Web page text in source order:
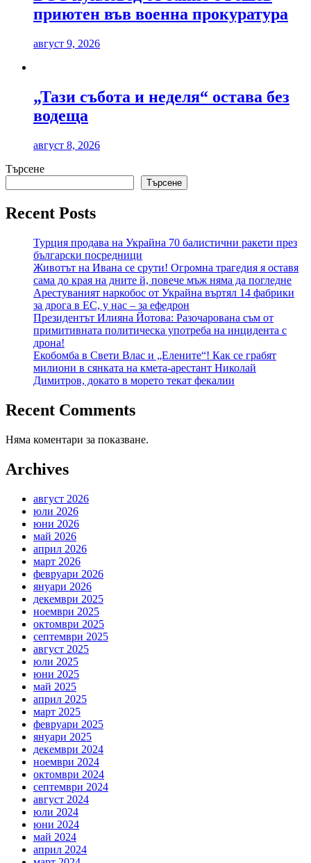
приютен във военна прокуратура
август 9, 2026
„Тази събота и неделя“ остава без
водеща
август 8, 2026
Търсене
Търсене
Recent Posts
Турция продава на Украйна 70 балистични ракети през
български посредници
Животът на Ивана се срути! Огромна трагедия я оставя
сама до края на дните й, повече мъж няма да погледне
Арестуваният наркобос от Украйна въртял 14 фабрики
за дрога в ЕС, у нас – за ефедрон
Президентът Илияна Йотова: Разочарована съм от
примитивната политическа употреба на инцидента с
дрона!
Екобомба в Свети Влас и „Елените“! Как се грабят
милиони в сянката на кмета-арестант Николай
Димитров, докато в морето текат фекалии
Recent Comments
Няма коментари за показване.
Archives
август 2026
юли 2026
юни 2026
май 2026
април 2026
март 2026
февруари 2026
януари 2026
декември 2025
ноември 2025
октомври 2025
септември 2025
август 2025
юли 2025
юни 2025
май 2025
април 2025
март 2025
февруари 2025
януари 2025
декември 2024
ноември 2024
октомври 2024
септември 2024
август 2024
юли 2024
юни 2024
май 2024
април 2024